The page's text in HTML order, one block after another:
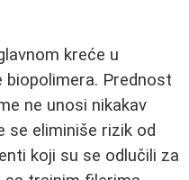
kreće u
biopolimera. Prednost
ne unosi nikakav
se eliminiše rizik od
koji su se odlučili za